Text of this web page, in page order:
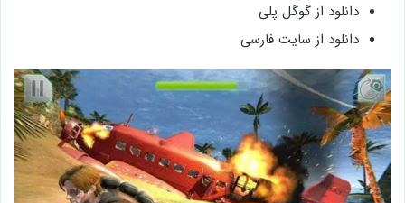
دانلود از گوگل پلی
دانلود از سایت فارسی